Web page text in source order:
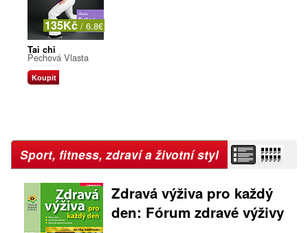
135Kč / 6.8€
Tai chi
Pechová Vlasta
Koupit
Sport, fitness, zdraví a životní styl
Zdravá výživa pro každý
den: Fórum zdravé výživy